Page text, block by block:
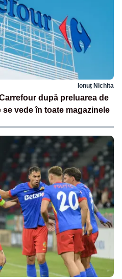
Ionuț Nichita
după preluarea de
vede în toate magazinele